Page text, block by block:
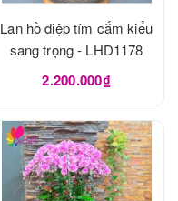
Lan hồ điệp tím cắm kiểu
sang trọng - LHD1178
2.200.000₫